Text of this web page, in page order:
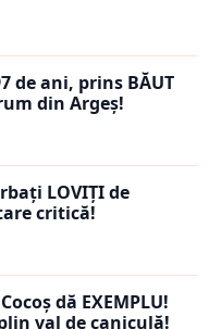
de ani, prins BĂUT
din Argeș!
LOVIȚI de
critică!
dă EXEMPLU!
val de caniculă!